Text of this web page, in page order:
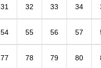
31 32 33 34
54 55 56 57
77 78 79 80